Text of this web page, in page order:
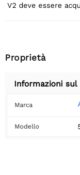
V2 deve essere
Proprietà
Informazioni sul
Marca
Modello